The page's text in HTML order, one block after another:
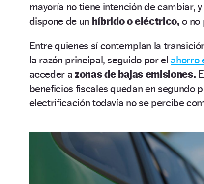
mayoría no tiene intención de cambiar, y
dispone de un híbrido o eléctrico, o no
Entre quienes sí contemplan la
la razón principal, seguido por elahorro
acceder azonas de bajas emisiones.
beneficios fiscales quedan en segundo
electrificación todavía no se percibe